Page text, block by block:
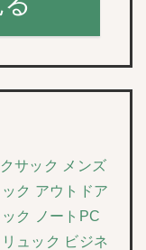
サック メンズ
ク アウトドア
ク ノートPC
ュック ビジネ